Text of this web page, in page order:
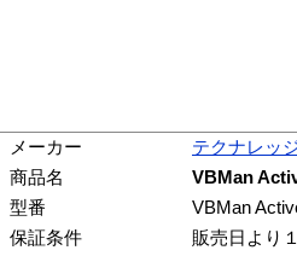
メーカー
テクナレッ
商品名
VBMan
型番
VBMan
保証条件
販売日より